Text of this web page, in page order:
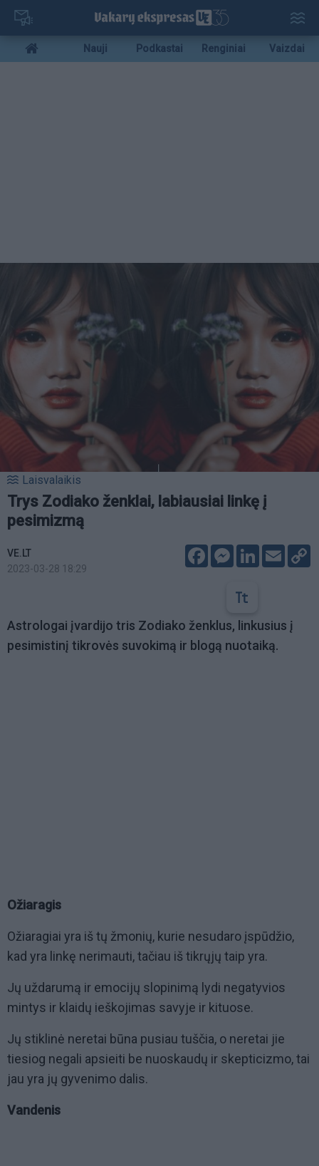
Pereiti
pagrindinį
turinį
Mobile
menu
Nauji Podkastai Renginiai Vaizdai
Laisvalaikis
Trys Zodiako ženklai, labiausiai linkę į
pesimizmą
VE.LT
2023-03-28 18:29
FacebookMessenger
LinkedIn
Email
Astrologai įvardijo tris Zodiako ženklus, linkusius į
pesimistinį tikrovės suvokimą ir blogą nuotaiką.
Ožiaragis
Ožiaragiai yra iš tų žmonių, kurie nesudaro įspūdžio,
kad yra linkę nerimauti, tačiau iš tikrųjų taip yra.
Jų uždarumą ir emocijų slopinimą lydi negatyvios
mintys ir klaidų ieškojimas savyje ir kituose.
Jų stiklinė neretai būna pusiau tuščia, o neretai jie
tiesiog negali apsieiti be nuoskaudų ir skepticizmo, tai
jau yra jų gyvenimo dalis.
Vandenis